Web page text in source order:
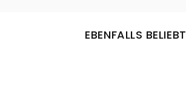
EBENFALLS BELIEBT